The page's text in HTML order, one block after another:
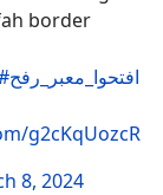
border
#افتحوا_معبر_رفح
g2cKqUozcR
8, 2024